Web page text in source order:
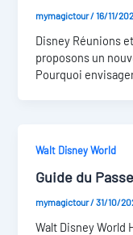
mymagictour/16/11/
Disney Réunions
proposons un
Pourquoi
Walt Disney World
Guide du
mymagictour/31/10/
Walt Disney World